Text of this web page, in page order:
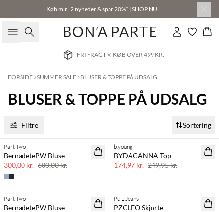
Køb min. 2 nyheder & spar 20%* | SHOP NU
Søg Log ind
FRI FRAGT V. KØB OVER 499 KR.
FORSIDE SUMMER SALE BLUSER & TOPPE PÅ UDSALG
BLUSER & TOPPE PÅ UDSALG
Filtre Sortering
SAVE20
Part Two
BernadetePW Bluse
300,00 kr. 600,00 kr.
SAVE20
b.young
BYDACANNA Top
174,97 kr. 249,95 kr.
SAVE20
Part Two
BernadetePW Bluse
SAVE20
Pulz Jeans
PZCLEO Skjorte